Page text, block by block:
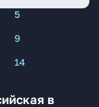
5
9
14
в